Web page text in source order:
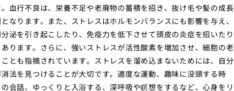
血行不良は、栄養不足や老廃物の蓄積を招き、抜け毛や髪の成長
なります。また、ストレスはホルモンバランスにも影響を与え、
泌を引き起こしたり、免疫力を低下させて頭皮の炎症を招いたり
ります。さらに、強いストレスが活性酸素を増加させ、細胞の老
とも指摘されています。ストレスを溜め込まないためには、自分
法を見つけることが大切です。適度な運動、趣味に没頭する時
会話、ゆっくりと入浴する、深呼吸や瞑想をするなど、心身をリ